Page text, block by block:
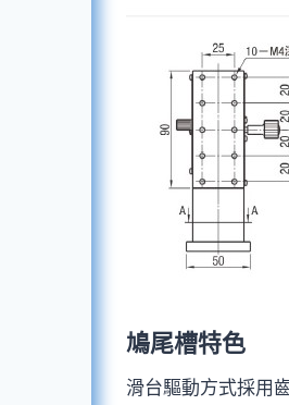
鳩尾槽特色
滑台驅動方式採用